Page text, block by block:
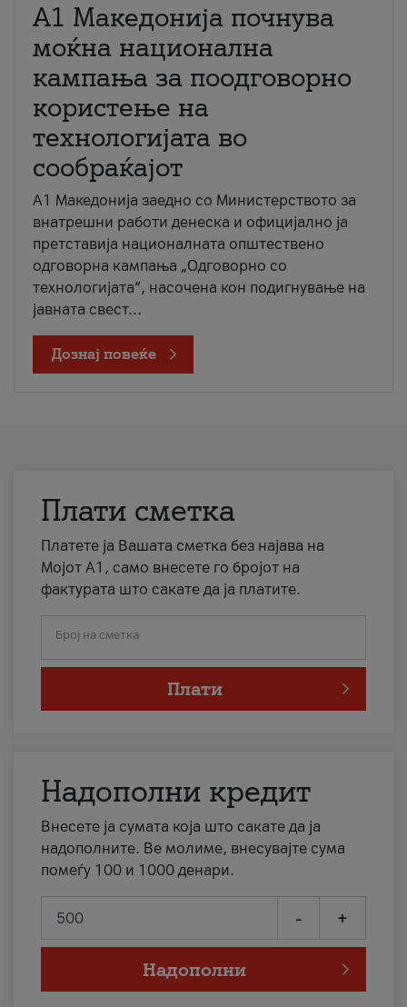
A1 Македонија почнува
моќна национална
кампања за поодговорно
користење на
технологијата во
сообраќајот
A1 Македонија заедно со Министерството за
внатрешни работи денеска и официјално ја
претставија националната општествено
одговорна кампања „Одговорно со
технологијата“, насочена кон подигнување на
јавната свест...
Дознај повеќе
Плати сметка
Платете ја Вашата сметка без најава на
Мојот А1, само внесете го бројот на
фактурата што сакате да ја платите.
Број на сметка
Плати
Надополни кредит
Внесете ја сумата која што сакате да ја
надополните. Ве молиме, внесувајте сума
помеѓу 100 и 1000 денари.
- +
Надополни